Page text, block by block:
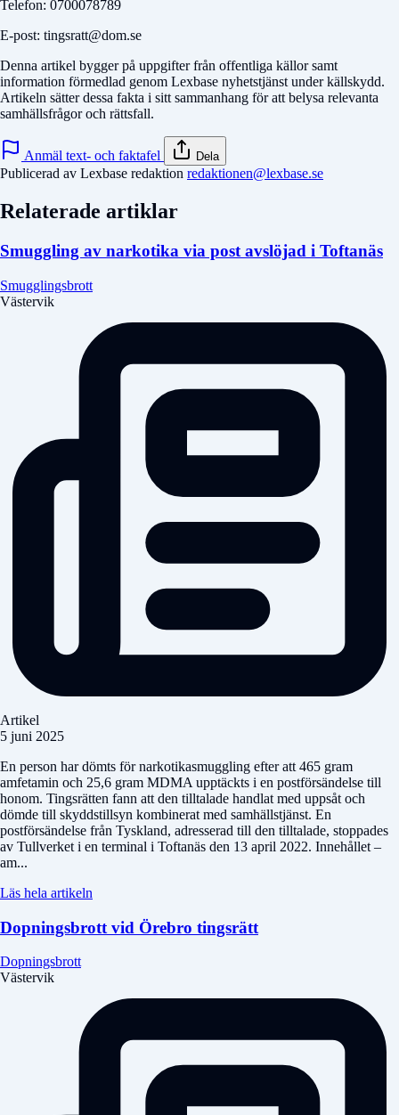
Telefon: 0700078789
E-post: tingsratt@dom.se
Denna artikel bygger på uppgifter från offentliga källor samt
information förmedlad genom Lexbase nyhetstjänst under källskydd.
Artikeln sätter dessa fakta i sitt sammanhang för att belysa relevanta
samhällsfrågor och rättsfall.
Anmäl text- och faktafel Dela
Publicerad av Lexbase redaktion redaktionen@lexbase.se
Relaterade artiklar
Smuggling av narkotika via post avslöjad i Toftanäs
Smugglingsbrott
Västervik
Artikel
5 juni 2025
En person har dömts för narkotikasmuggling efter att 465 gram
amfetamin och 25,6 gram MDMA upptäckts i en postförsändelse till
honom. Tingsrätten fann att den tilltalade handlat med uppsåt och
dömde till skyddstillsyn kombinerat med samhällstjänst. En
postförsändelse från Tyskland, adresserad till den tilltalade, stoppades
av Tullverket i en terminal i Toftanäs den 13 april 2022. Innehållet –
am...
Läs hela artikeln
Dopningsbrott vid Örebro tingsrätt
Dopningsbrott
Västervik